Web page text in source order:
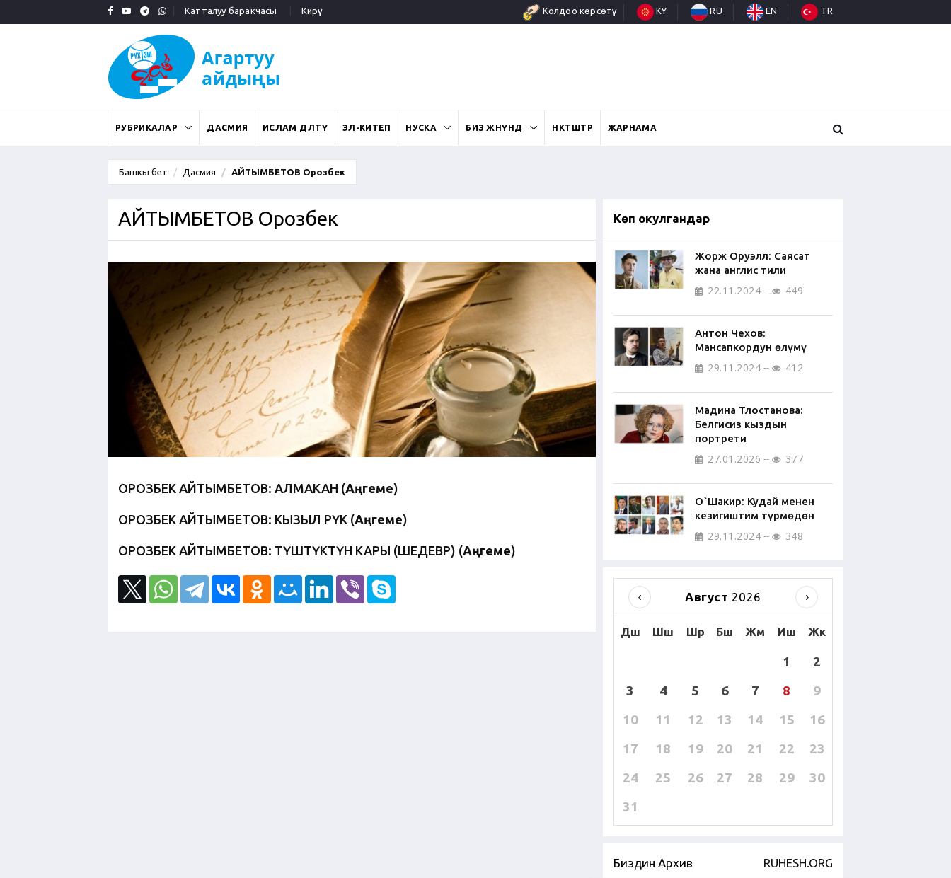
Катталуу баракчасы Кирүү Колдоо көрсөтүү KY RU EN TR
РУБРИКАЛАР ДАСМИЯ ИСЛАМ ДӨӨЛӨТҮ ЭЛ-КИТЕП НУСКА БИЗ ЖӨНҮНДӨ ӨНӨКТӨШТӨР ЖАРНАМА
Башкы бет Дасмия АЙТЫМБЕТОВ Орозбек
АЙТЫМБЕТОВ Орозбек
ОРОЗБЕК АЙТЫМБЕТОВ: АЛМАКАН (Аңгеме)
ОРОЗБЕК АЙТЫМБЕТОВ: КЫЗЫЛ ӨРҮК (Аңгеме)
ОРОЗБЕК АЙТЫМБЕТОВ: ТҮШТҮКТҮН КАРЫ (ШЕДЕВР) (Аңгеме)
Көп окулгандар
Жорж Оруэлл: Саясат
жана англис тили
22.11.2024 449
Антон Чехов:
Мансапкордун өлүмү
29.11.2024 412
Мадина Тлостанова:
Белгисиз кыздын
портрети
27.01.2026 377
О`Шакир: Кудай менен
кезигиштим түрмөдөн
29.11.2024 348
Август 2026
Дш Шш Шр Бш Жм Иш Жк
1
2
3
4 5 6 7 8
9
10
11 12 13 14 15
16
17
18 19 20 21 22
23
24
25 26 27 28 29
30
31
Биздин Архив RUHESH.ORG